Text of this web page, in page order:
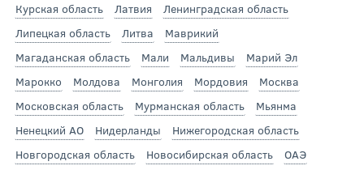
Курская область
Латвия
Ленинградская область
Липецкая область
Литва
Маврикий
Магаданская область
Мали Мальдивы
Марий Эл
Марокко
Молдова Монголия Мордовия
Москва
Московская область
Мурманская область
Мьянма
Ненецкий АО
Нидерланды
Нижегородская область
Новгородская область
Новосибирская область
ОАЭ